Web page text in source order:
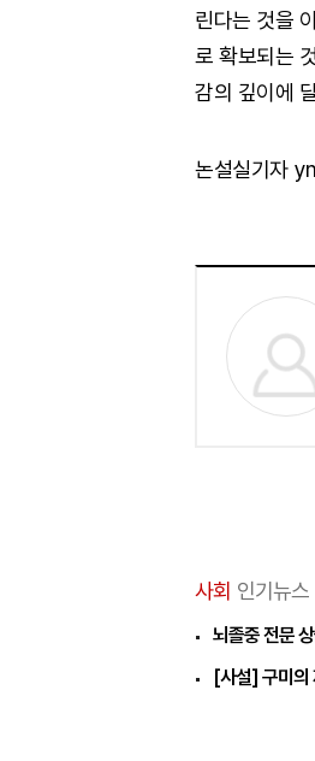
린다는 것을
로 확보되는
감의 깊이에
논설실기자
사회 인기뉴스
뇌졸중 전문
[사설] 구미의